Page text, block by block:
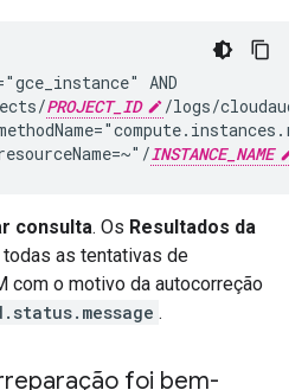
AND
PROJECT_ID
/logs/
INSTANCE_NAME
consulta. Os Resultados da
as tentativas de
com o motivo da autocorreção
.
foi bem-